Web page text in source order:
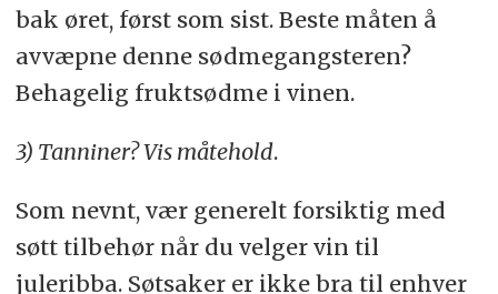
bak øret, først som sist. Beste måten å
avvæpne denne sødmegangsteren?
Behagelig fruktsødme i vinen.
3) Tanniner? Vis måtehold.
Som nevnt, vær generelt forsiktig med
søtt tilbehør når du velger vin til
juleribba. Søtsaker er ikke bra til enhver